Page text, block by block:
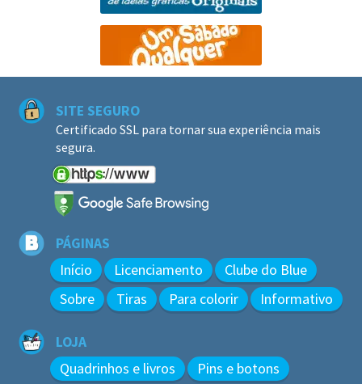
SITE SEGURO
Certificado SSL para tornar sua experiência mais
segura.
PÁGINAS
Início Licenciamento
Clube do Blue
Sobre
Tiras Para colorir Informativo
LOJA
Quadrinhos e livros Pins e botons